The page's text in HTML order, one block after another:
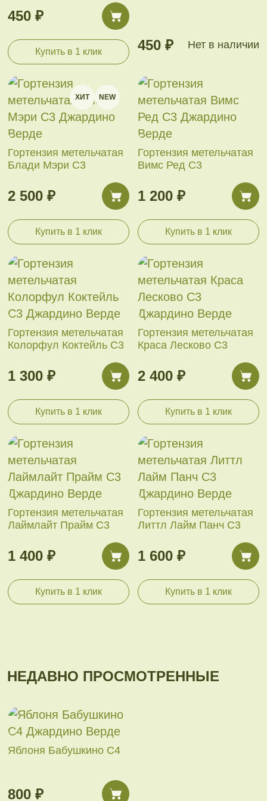
450 ₽
Купить в 1 клик 450 ₽ Нет в наличии
ХИТ NEW
Гортензия метельчатая
Блади Мэри С3
2 500 ₽
Купить в 1 клик
Гортензия метельчатая
Вимс Ред С3
1 200 ₽
Купить в 1 клик
Гортензия метельчатая
Колорфул Коктейль С3
1 300 ₽
Купить в 1 клик
Гортензия метельчатая
Краса Лесково С3
2 400 ₽
Купить в 1 клик
Гортензия метельчатая
Лаймлайт Прайм С3
1 400 ₽
Купить в 1 клик
Гортензия метельчатая
Литтл Лайм Панч С3
1 600 ₽
Купить в 1 клик
НЕДАВНО ПРОСМОТРЕННЫЕ
Яблоня Бабушкино С4
800 ₽